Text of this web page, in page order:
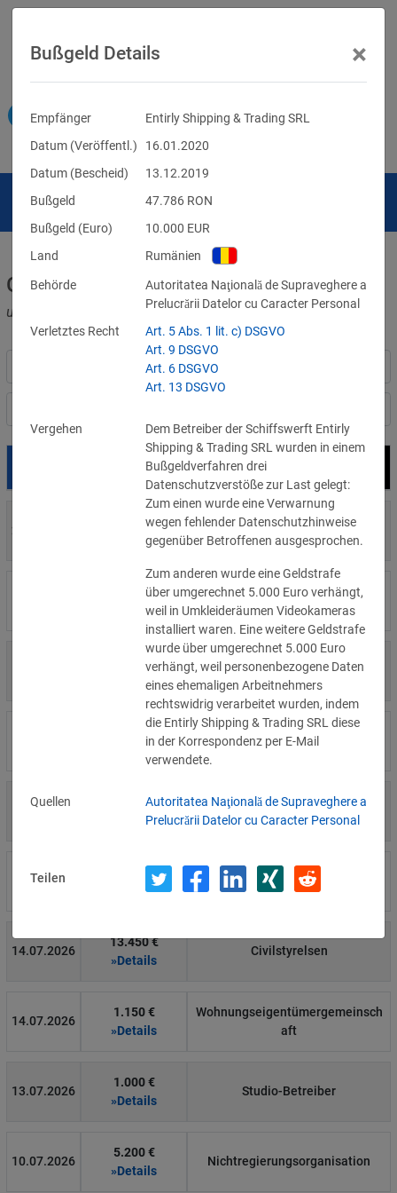
Geldbußen für DSGVO-Verstöße
und für Verletzungen anderer Datenschutzgesetze
Bußgeld Empfänger
29.07.2026
700 €
»Details
Privatperson
1.715.600 €
»Details
Wind Tre
6.358 €
»Details
Privatperson
8.500 €
»Details
Wirtschaftsprüfungsgesellschaft
14.07.2026
4.000 €
»Details
Η Μάθηση
14.07.2026
15.000 €
»Details
Flamel
14.07.2026
13.450 €
»Details
Civilstyrelsen
14.07.2026
1.150 €
»Details
Wohnungseigentümergemeinsch
aft
13.07.2026
1.000 €
»Details
Studio-Betreiber
10.07.2026
5.200 €
»Details
Nichtregierungsorganisation
Bußgeld Details ×
Empfänger
Entirly Shipping & Trading SRL
Datum (Veröffentl.)
16.01.2020
Datum (Bescheid)
13.12.2019
Bußgeld
47.786 RON
Bußgeld (Euro)
10.000 EUR
Land
Rumänien
Behörde
Autoritatea Naţională de Supraveghere a
Prelucrării Datelor cu Caracter Personal
Verletztes Recht
Art. 5 Abs. 1 lit. c) DSGVO
Art. 9 DSGVO
Art. 6 DSGVO
Art. 13 DSGVO
Vergehen
Dem Betreiber der Schiffswerft Entirly
Shipping & Trading SRL wurden in einem
Bußgeldverfahren drei
Datenschutzverstöße zur Last gelegt:
Zum einen wurde eine Verwarnung
wegen fehlender Datenschutzhinweise
gegenüber Betroffenen ausgesprochen.
Zum anderen wurde eine Geldstrafe
über umgerechnet 5.000 Euro verhängt,
weil in Umkleideräumen Videokameras
installiert waren. Eine weitere Geldstrafe
wurde über umgerechnet 5.000 Euro
verhängt, weil personenbezogene Daten
eines ehemaligen Arbeitnehmers
rechtswidrig verarbeitet wurden, indem
die Entirly Shipping & Trading SRL diese
in der Korrespondenz per E-Mail
verwendete.
Quellen
Autoritatea Naţională de Supraveghere a
Prelucrării Datelor cu Caracter Personal
Teilen